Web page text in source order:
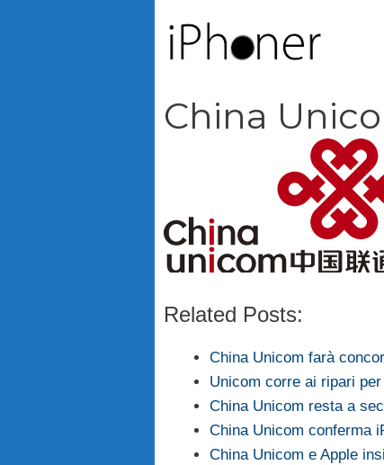
China
Related Posts:
China Unicom farà
Unicom corre ai ripari
China Unicom resta a
China Unicom conferma
China Unicom e Apple